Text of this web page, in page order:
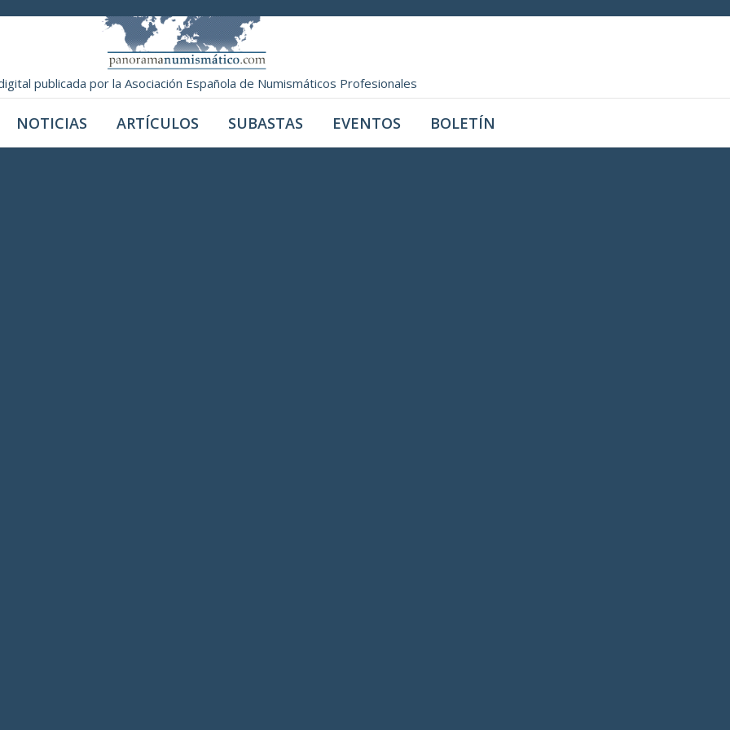
publicada por la Asociación Española de Numismáticos Profesionales
NOTICIAS ARTÍCULOS SUBASTAS EVENTOS BOLETÍN